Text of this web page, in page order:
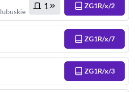
lubuskie
1 ZG1R/x/2
ZG1R/x/7
ZG1R/x/3